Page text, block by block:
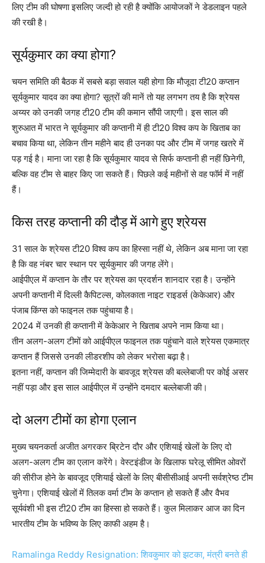
लिए टीम की घोषणा इसलिए जल्दी हो रही है क्योंकि आयोजकों ने डेडलाइन पहले
की रखी है।
सूर्यकुमार का क्या होगा?
चयन समिति की बैठक में सबसे बड़ा सवाल यही होगा कि मौजूदा टी20 कप्तान
सूर्यकुमार यादव का क्या होगा? सूत्रों की मानें तो यह लगभग तय है कि श्रेयस
अय्यर को उनकी जगह टी20 टीम की कमान सौंपी जाएगी। इस साल की
शुरुआत में भारत ने सूर्यकुमार की कप्तानी में ही टी20 विश्व कप के खिताब का
बचाव किया था, लेकिन तीन महीने बाद ही उनका पद और टीम में जगह खतरे में
पड़ गई है। माना जा रहा है कि सूर्यकुमार यादव से सिर्फ कप्तानी ही नहीं छिनेगी,
बल्कि वह टीम से बाहर किए जा सकते हैं। पिछले कई महीनों से वह फॉर्म में नहीं
हैं।
किस तरह कप्तानी की दौड़ में आगे हुए श्रेयस
31 साल के श्रेयस टी20 विश्व कप का हिस्सा नहीं थे, लेकिन अब माना जा रहा
है कि वह नंबर चार स्थान पर सूर्यकुमार की जगह लेंगे।
आईपीएल में कप्तान के तौर पर श्रेयस का प्रदर्शन शानदार रहा है। उन्होंने
अपनी कप्तानी में दिल्ली कैपिटल्स, कोलकाता नाइट राइडर्स (केकेआर) और
पंजाब किंग्स को फाइनल तक पहुंचाया है।
2024 में उनकी ही कप्तानी में केकेआर ने खिताब अपने नाम किया था।
तीन अलग-अलग टीमों को आईपीएल फाइनल तक पहुंचाने वाले श्रेयस एकमात्र
कप्तान हैं जिससे उनकी लीडरशीप को लेकर भरोसा बढ़ा है।
इतना नहीं, कप्तान की जिम्मेदारी के बावजूद श्रेयस की बल्लेबाजी पर कोई असर
नहीं पड़ा और इस साल आईपीएल में उन्होंने दमदार बल्लेबाजी की।
दो अलग टीमों का होगा एलान
मुख्य चयनकर्ता अजीत अगरकर ब्रिटेन दौर और एशियाई खेलों के लिए दो
अलग-अलग टीम का एलान करेंगे। वेस्टइंडीज के खिलाफ घरेलू सीमित ओवरों
की सीरीज होने के बावजूद एशियाई खेलों के लिए बीसीसीआई अपनी सर्वश्रेष्ठ टीम
चुनेगा। एशियाई खेलों में तिलक वर्मा टीम के कप्तान हो सकते हैं और वैभव
सूर्यवंशी भी इस टी20 टीम का हिस्सा हो सकते हैं। कुल मिलाकर आज का दिन
भारतीय टीम के भविष्य के लिए काफी अहम है।
Ramalinga Reddy Resignation: शिवकुमार को झटका, मंत्री बनते ही